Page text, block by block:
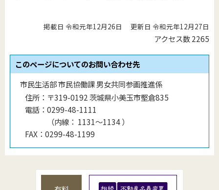
掲載日 令和元年12月26日 更新日 令和元年12月27日
アクセス数2265
このページについてのお問い合わせ先
市民生活部 市民協働課 男女共同参画推進係
住所： 〒319-0192 茨城県小美玉市堅倉835
電話： 0299-48-1111
（内線 ： 1131〜1134）
FAX： 0299-48-1199